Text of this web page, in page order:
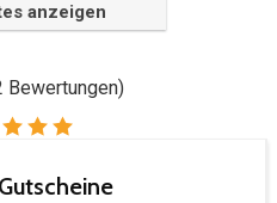
anzeigen
Bewertungen)